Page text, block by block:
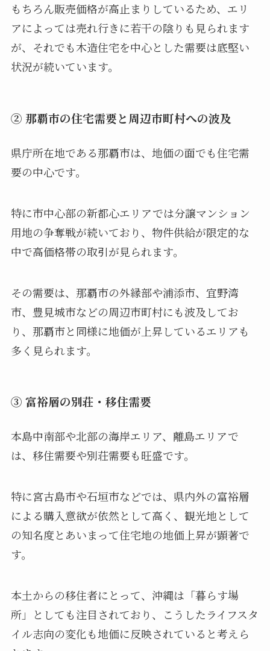
もちろん販売価格が高止まりしているため、エリ
アによっては売れ行きに若干の陰りも見られます
が、それでも木造住宅を中心とした需要は底堅い
状況が続いています。
② 那覇市の住宅需要と周辺市町村への波及
県庁所在地である那覇市は、地価の面でも住宅需
要の中心です。
特に市中心部の新都心エリアでは分譲マンション
用地の争奪戦が続いており、物件供給が限定的な
中で高価格帯の取引が見られます。
その需要は、那覇市の外縁部や浦添市、宜野湾
市、豊見城市などの周辺市町村にも波及してお
り、那覇市と同様に地価が上昇しているエリアも
多く見られます。
③ 富裕層の別荘・移住需要
本島中南部や北部の海岸エリア、離島エリアで
は、移住需要や別荘需要も旺盛です。
特に宮古島市や石垣市などでは、県内外の富裕層
による購入意欲が依然として高く、観光地として
の知名度とあいまって住宅地の地価上昇が顕著で
す。
本土からの移住者にとって、沖縄は「暮らす場
所」としても注目されており、こうしたライフスタ
イル志向の変化も地価に反映されていると考えら